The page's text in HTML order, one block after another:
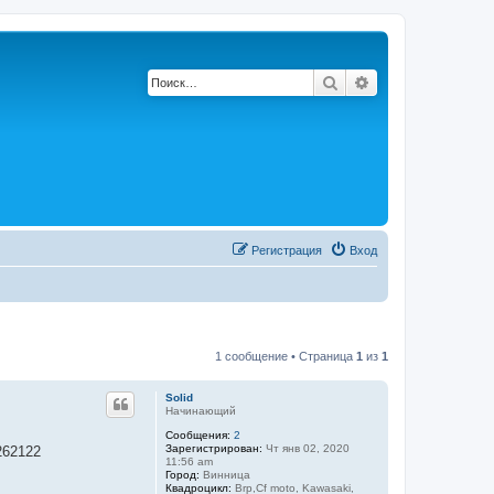
Поиск
Вход
Регистрация
1 сообщение • Страница 1 из 1
Solid
Начинающий
Сообщения: 2
Зарегистрирован: Чт янв 02, 2020
11:56 am
Город: Винница
Квадроцикл: Brp,Cf moto, Kawasaki,